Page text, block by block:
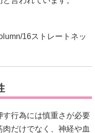
行為には慎重さが必要
だけでなく、神経や血
肩甲骨周辺からやさし
あります。無理に一点
取り入れやすいとも言